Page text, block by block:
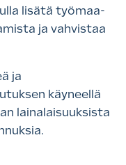
lisätä työmaa-
ja vahvistaa
ja
käyneellä
lainalaisuuksista